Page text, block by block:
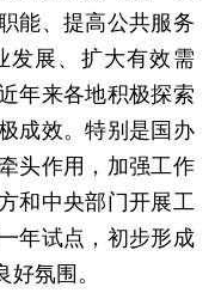
能、提高公共服务
发展、扩大有效需
年来各地积极探索
成效。特别是国办
头作用，加强工作
和中央部门开展工
年试点，初步形成
氛围。